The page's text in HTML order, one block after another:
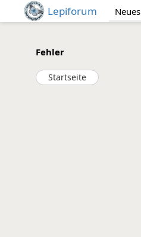
Lepiforum Neues
Fehler
Startseite